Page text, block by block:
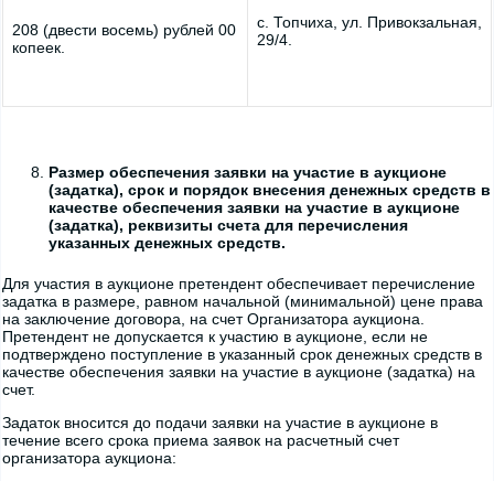
208 (двести восемь) рублей 00
копеек.
с. Топчиха, ул. Привокзальная,
29/4.
Размер обеспечения заявки на участие в аукционе
(задатка), срок и порядок внесения денежных средств в
качестве обеспечения заявки на участие в аукционе
(задатка), реквизиты счета для перечисления
указанных денежных средств.
Для участия в аукционе претендент обеспечивает перечисление
задатка в размере, равном начальной (минимальной) цене права
на заключение договора, на счет Организатора аукциона.
Претендент не допускается к участию в аукционе, если не
подтверждено поступление в указанный срок денежных средств в
качестве обеспечения заявки на участие в аукционе (задатка) на
счет.
Задаток вносится до подачи заявки на участие в аукционе в
течение всего срока приема заявок на расчетный счет
организатора аукциона: